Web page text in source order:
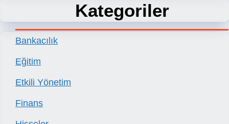
Kategoriler
Bankacılık
Eğitim
Etkili Yönetim
Finans